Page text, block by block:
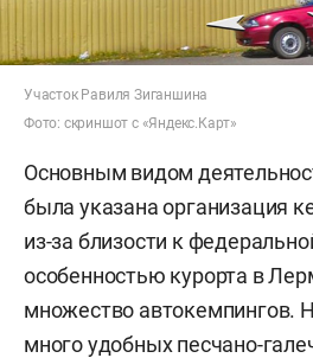
Участок Равиля Зиганшина
Фото: скриншот с «Яндекс.Карт»
Основным видом
была указана организация
из-за близости к
особенностью курорта в
множество автокемпингов.
много удобных песчано-